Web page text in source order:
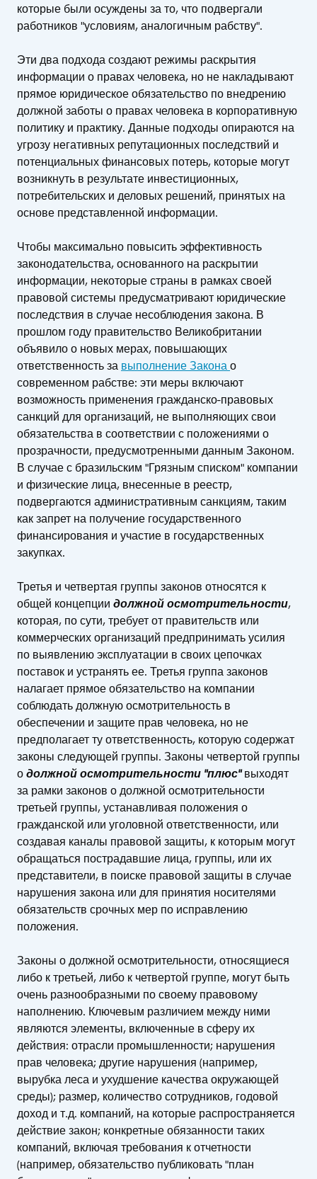
которые были осуждены за то, что подвергали
работников "условиям, аналогичным рабству".
Эти два подхода создают режимы раскрытия
информации о правах человека, но не накладывают
прямое юридическое обязательство по внедрению
должной заботы о правах человека в корпоративную
политику и практику. Данные подходы опираются на
угрозу негативных репутационных последствий и
потенциальных финансовых потерь, которые могут
возникнуть в результате инвестиционных,
потребительских и деловых решений, принятых на
основе представленной информации.
Чтобы максимально повысить эффективность
законодательства, основанного на раскрытии
информации, некоторые страны в рамках своей
правовой системы предусматривают юридические
последствия в случае несоблюдения закона. В
прошлом году правительство Великобритании
объявило о новых мерах, повышающих
ответственность за выполнение Законао
современном рабстве: эти меры включают
возможность применения гражданско-правовых
санкций для организаций, не выполняющих свои
обязательства в соответствии с положениями о
прозрачности, предусмотренными данным Законом.
В случае с бразильским "Грязным списком" компании
и физические лица, внесенные в реестр,
подвергаются административным санкциям, таким
как запрет на получение государственного
финансирования и участие в государственных
закупках.
Третья и четвертая группы законов относятся к
общей концепции должной осмотрительности,
которая, по сути, требует от правительств или
коммерческих организаций предпринимать усилия
по выявлению эксплуатации в своих цепочках
поставок и устранять ее. Третья группа законов
налагает прямое обязательство на компании
соблюдать должную осмотрительность в
обеспечении и защите прав человека, но не
предполагает ту ответственность, которую содержат
законы следующей группы. Законы четвертой группы
одолжной осмотрительности "плюс"выходят
за рамки законов о должной осмотрительности
третьей группы, устанавливая положения о
гражданской или уголовной ответственности, или
создавая каналы правовой защиты, к которым могут
обращаться пострадавшие лица, группы, или их
представители, в поиске правовой защиты в случае
нарушения закона или для принятия носителями
обязательств срочных мер по исправлению
положения.
Законы о должной осмотрительности, относящиеся
либо к третьей, либо к четвертой группе, могут быть
очень разнообразными по своему правовому
наполнению. Ключевым различием между ними
являются элементы, включенные в сферу их
действия: отрасли промышленности; нарушения
прав человека; другие нарушения (например,
вырубка леса и ухудшение качества окружающей
среды); размер, количество сотрудников, годовой
доход и т.д. компаний, на которые распространяется
действие закон; конкретные обязанности таких
компаний, включая требования к отчетности
(например, обязательство публиковать "план